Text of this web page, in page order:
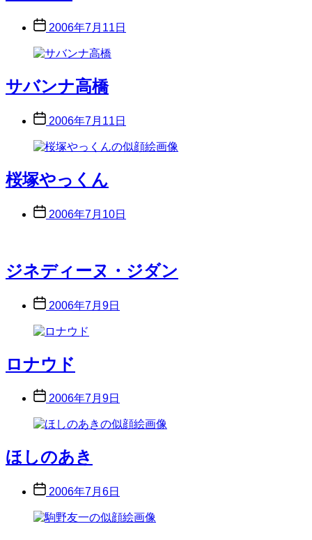
Post
date
2006年7月11日
サバンナ高橋
Post
date
2006年7月11日
桜塚やっくん
Post
date
2006年7月10日
ジネディーヌ・ジダン
Post
date
2006年7月9日
ロナウド
Post
date
2006年7月9日
ほしのあき
Post
date
2006年7月6日